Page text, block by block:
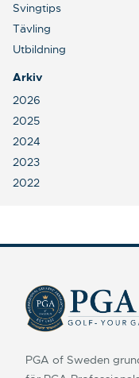
Svingtips
Tävling
Utbildning
Arkiv
2026
2025
2024
2023
2022
PGA of Sweden